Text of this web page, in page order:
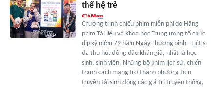
thế hệ trẻ
Chương trình chiếu phim miễn phí do Hãng
phim Tài liệu và Khoa học Trung ương tổ chức
dịp kỷ niệm 79 năm Ngày Thương binh - Liệt sĩ
đã thu hút đông đảo khán giả, nhất là học
sinh, sinh viên. Những bộ phim lịch sử, chiến
tranh cách mạng trở thành phương tiện
truyền tải sinh động các giá trị truyền thống,